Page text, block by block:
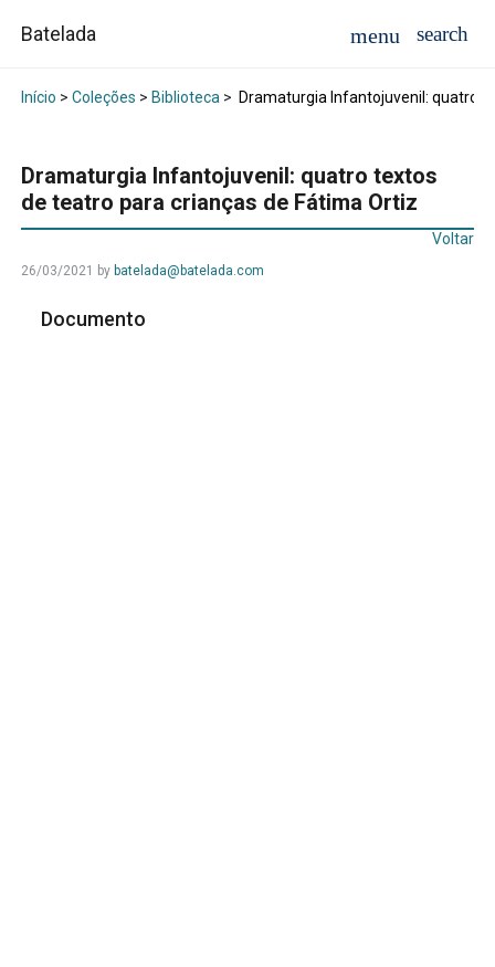
Batelada
Início > Coleções > Biblioteca> Dramaturgia Infantojuvenil: quatro
Dramaturgia Infantojuvenil: quatro textos
de teatro para crianças de Fátima Ortiz
Voltar
26/03/2021 by batelada@batelada.com
Documento